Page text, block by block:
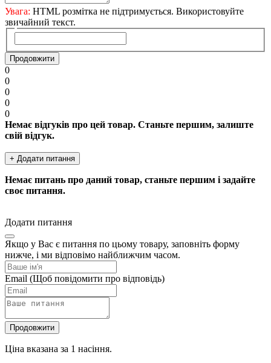
Увага: HTML розмітка не підтримується. Використовуйте
звичайний текст.
Продовжити
0
0
0
0
0
Немає відгуків про цей товар. Станьте першим, залиште
свій відгук.
+ Додати питання
Немає питань про даний товар, станьте першим і задайте
своє питання.
Додати питання
Якщо у Вас є питання по цьому товару, заповніть форму
нижче, і ми відповімо найближчим часом.
Email (Щоб повідомити про відповідь)
Продовжити
Ціна вказана за 1 насіння.